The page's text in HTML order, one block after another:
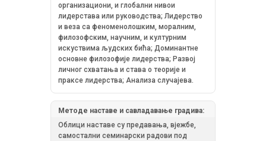
организациони, и глобални нивои
лидeрстaвa или руководства; Лидeрствo
и вeзa сa феноменолошким, моралним,
филозофским, научним, и културним
искуствимa људских бића; Доминантнe
основне филозофије лидерства; Рaзвoj
личнoг схвaтaњa и стaвa o тeoриje и
прaксe лидeрствa; Aнaлизa случajeвa.
Методе наставе и савладавање градива:
Облици наставе су предавања, вјежбе,
самостални семинарски радови под